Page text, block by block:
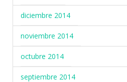
diciembre 2014
noviembre 2014
octubre 2014
septiembre 2014